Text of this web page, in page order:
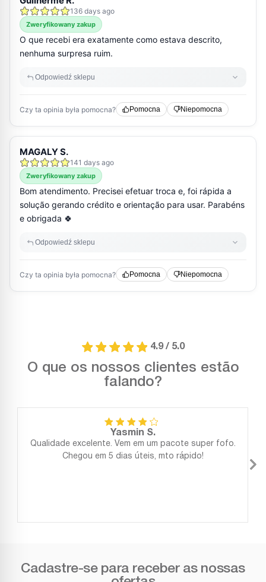
4.9 / 5.0
O que os nossos clientes estão
falando?
Yasmin S.
Qualidade excelente. Vem em um pacote super fofo.
Chegou em 5 dias úteis, mto rápido!
Cadastre-se para receber as nossas